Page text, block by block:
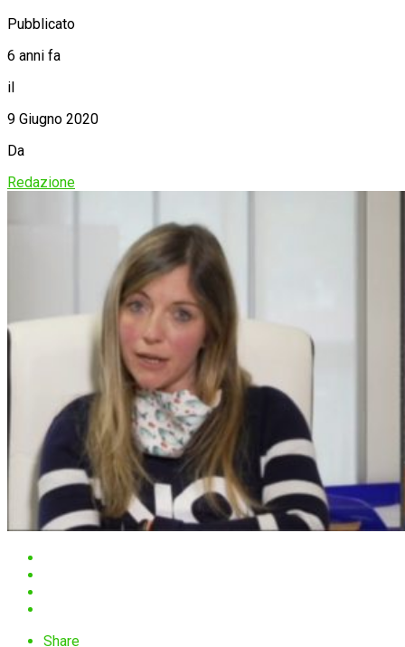
Pubblicato
6 anni fa
il
9 Giugno 2020
Da
Redazione
Share